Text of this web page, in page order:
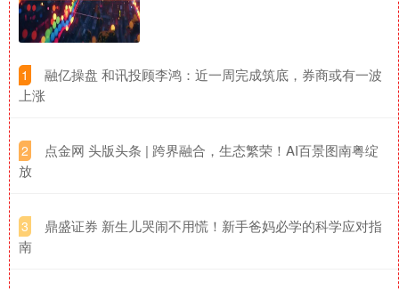
1
​融亿操盘 和讯投顾李鸿：近一周完成筑底，券商或有一波
上涨
2
​点金网 头版头条 | 跨界融合，生态繁荣！AI百景图南粤绽
放
3
​鼎盛证券 新生儿哭闹不用慌！新手爸妈必学的科学应对指
南